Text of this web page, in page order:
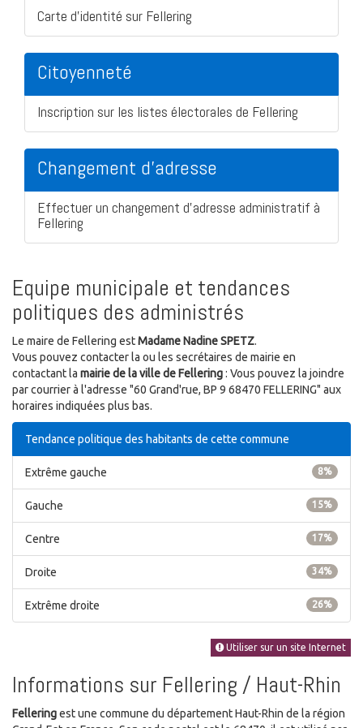
Carte d'identité sur Fellering
Citoyenneté
Inscription sur les listes électorales de Fellering
Changement d'adresse
Effectuer un changement d'adresse administratif à
Fellering
Equipe municipale et tendances
politiques des administrés
Le maire de Fellering estMadame Nadine SPETZ.
Vous pouvez contacter la ou les secrétaires de mairie en
contactant la mairie de la ville de Fellering: Vous pouvez la joindre
par courrier à l'adresse "60 Grand'rue, BP 9 68470 FELLERING" aux
horaires indiquées plus bas.
Tendance politique des habitants de cette commune
8%
Extrême gauche
15%
Gauche
17%
Centre
34%
Droite
26%
Extrême droite
Utiliser sur un site Internet
Informations sur Fellering / Haut-Rhin
Felleringest une commune du département Haut-Rhin de la région